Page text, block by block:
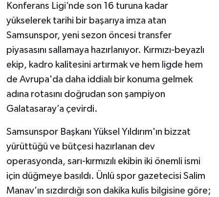
Konferans Ligi’nde son 16 turuna kadar
yükselerek tarihi bir başarıya imza atan
Samsunspor, yeni sezon öncesi transfer
piyasasını sallamaya hazırlanıyor. Kırmızı-beyazlı
ekip, kadro kalitesini artırmak ve hem ligde hem
de Avrupa'da daha iddialı bir konuma gelmek
adına rotasını doğrudan son şampiyon
Galatasaray’a çevirdi.
Samsunspor Başkanı Yüksel Yıldırım'ın bizzat
yürüttüğü ve bütçesi hazırlanan dev
operasyonda, sarı-kırmızılı ekibin iki önemli ismi
için düğmeye basıldı. Ünlü spor gazetecisi Salim
Manav’ın sızdırdığı son dakika kulis bilgisine göre;
MANŞET
Manyas
OLAY
OTOMOTİV
Resmi İlanlar
Savaştepe
SEYAHAT